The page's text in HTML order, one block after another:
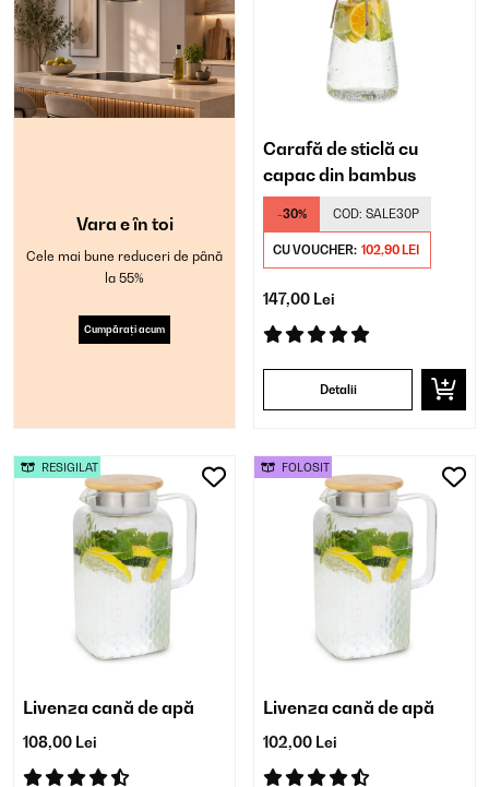
Vara e în toi
Cele mai bune reduceri de până
la 55%
Cumpărați acum
Carafă de sticlă cu
capac din bambus
-30% COD: SALE30P
CU VOUCHER: 102,90 LEI
147,00 Lei
Detalii
Livenza cană de apă
108,00 Lei
RESIGILAT
Livenza cană de apă
102,00 Lei
FOLOSIT